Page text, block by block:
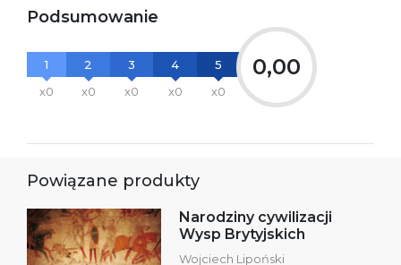
bezpieczeństwa:
Podsumowanie
1
x0
2
x0
3
x0
4
x0
5
x0
0,00
Powiązane produkty
Narodziny cywilizacji
Wysp Brytyjskich
Wojciech Lipoński